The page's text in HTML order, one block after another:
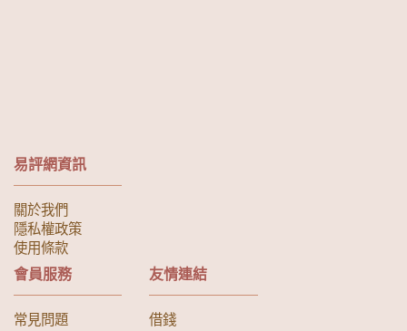
易評網資訊
關於我們
隱私權政策
使用條款
會員服務
常見問題
友情連結
借錢